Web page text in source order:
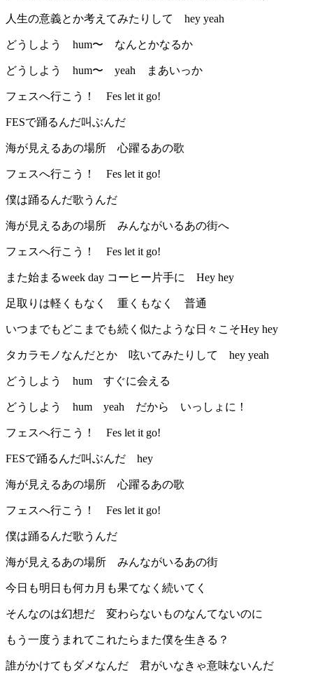
人生の意義とか考えてみたりして hey yeah
どうしよう hum〜 なんとかなるか
どうしよう hum〜 yeah まあいっか
フェスへ行こう！ Fes let it go!
FESで踊るんだ叫ぶんだ
海が見えるあの場所 心躍るあの歌
フェスへ行こう！ Fes let it go!
僕は踊るんだ歌うんだ
海が見えるあの場所 みんながいるあの街へ
フェスへ行こう！ Fes let it go!
また始まるweek day コーヒー片手に Hey hey
足取りは軽くもなく 重くもなく 普通
いつまでもどこまでも続く似たような日々こそHey hey
タカラモノなんだとか 呟いてみたりして hey yeah
どうしよう hum すぐに会える
どうしよう hum yeah だから いっしょに！
フェスへ行こう！ Fes let it go!
FESで踊るんだ叫ぶんだ hey
海が見えるあの場所 心躍るあの歌
フェスへ行こう！ Fes let it go!
僕は踊るんだ歌うんだ
海が見えるあの場所 みんながいるあの街
今日も明日も何カ月も果てなく続いてく
そんなのは幻想だ 変わらないものなんてないのに
もう一度うまれてこれたらまた僕を生きる？
誰がかけてもダメなんだ 君がいなきゃ意味ないんだ